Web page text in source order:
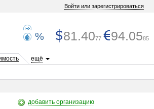
Войти или зарегистрироваться
% 81.4077 94.0585
ещё
добавить организацию